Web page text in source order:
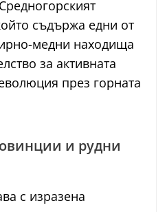
съдържа едни от
медни находища
за активната
през горната
и рудни
с изразена